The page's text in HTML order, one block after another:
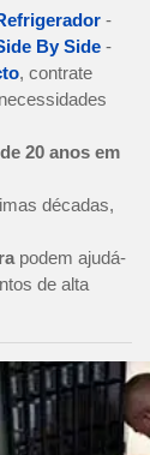
-
By Side -
, contrate
20 anos em
décadas,
podem ajudá-
de alta